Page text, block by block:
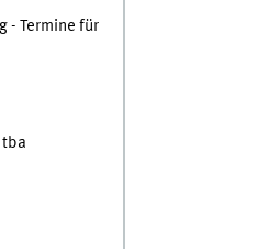
- Termine für
tba